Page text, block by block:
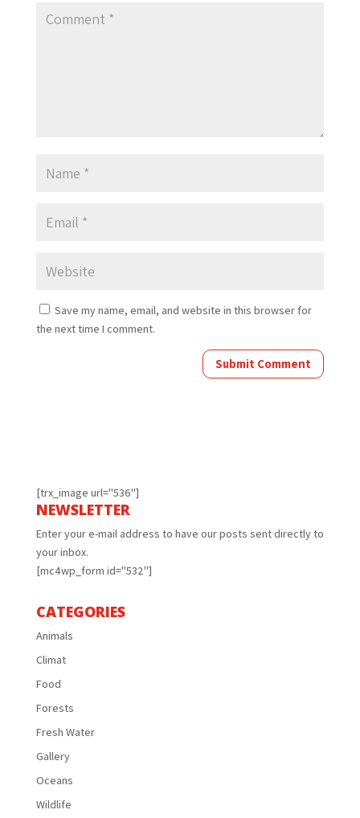
Save my name, email, and website in this browser for
the next time I comment.
[trx_image url="536"]
NEWSLETTER
Enter your e-mail address to have our posts sent directly to
your inbox.
[mc4wp_form id="532"]
CATEGORIES
Animals
Climat
Food
Forests
Fresh Water
Gallery
Oceans
Wildlife